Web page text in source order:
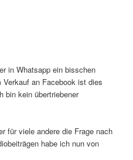
in Whatsapp ein bisschen
an Facebook ist dies
bin kein übertriebener
für viele andere die Frage nach
habe ich nun von